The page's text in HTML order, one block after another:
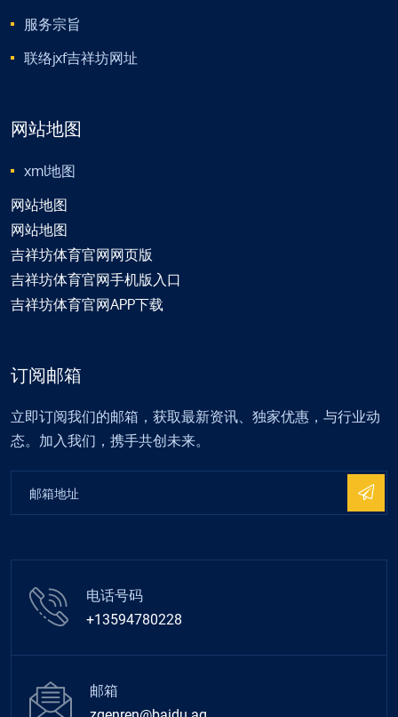
服务宗旨
联络jxf吉祥坊网址
网站地图
xml地图
网站地图
网站地图
吉祥坊体育官网网页版
吉祥坊体育官网手机版入口
吉祥坊体育官网APP下载
订阅邮箱
立即订阅我们的邮箱，获取最新资讯、独家优惠，与行业动
态。加入我们，携手共创未来。
电话号码
+13594780228
邮箱